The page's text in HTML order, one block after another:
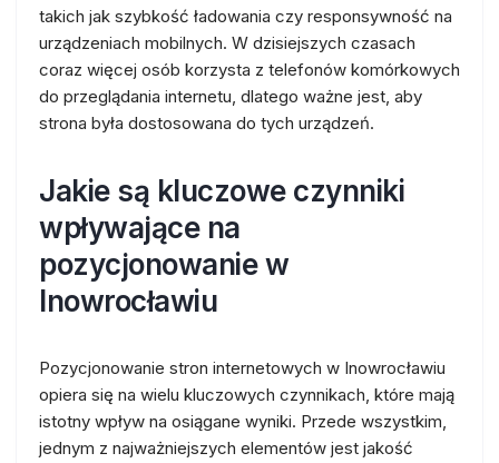
takich jak szybkość ładowania czy responsywność na
urządzeniach mobilnych. W dzisiejszych czasach
coraz więcej osób korzysta z telefonów komórkowych
do przeglądania internetu, dlatego ważne jest, aby
strona była dostosowana do tych urządzeń.
Jakie są kluczowe czynniki
wpływające na
pozycjonowanie w
Inowrocławiu
Pozycjonowanie stron internetowych w Inowrocławiu
opiera się na wielu kluczowych czynnikach, które mają
istotny wpływ na osiągane wyniki. Przede wszystkim,
jednym z najważniejszych elementów jest jakość